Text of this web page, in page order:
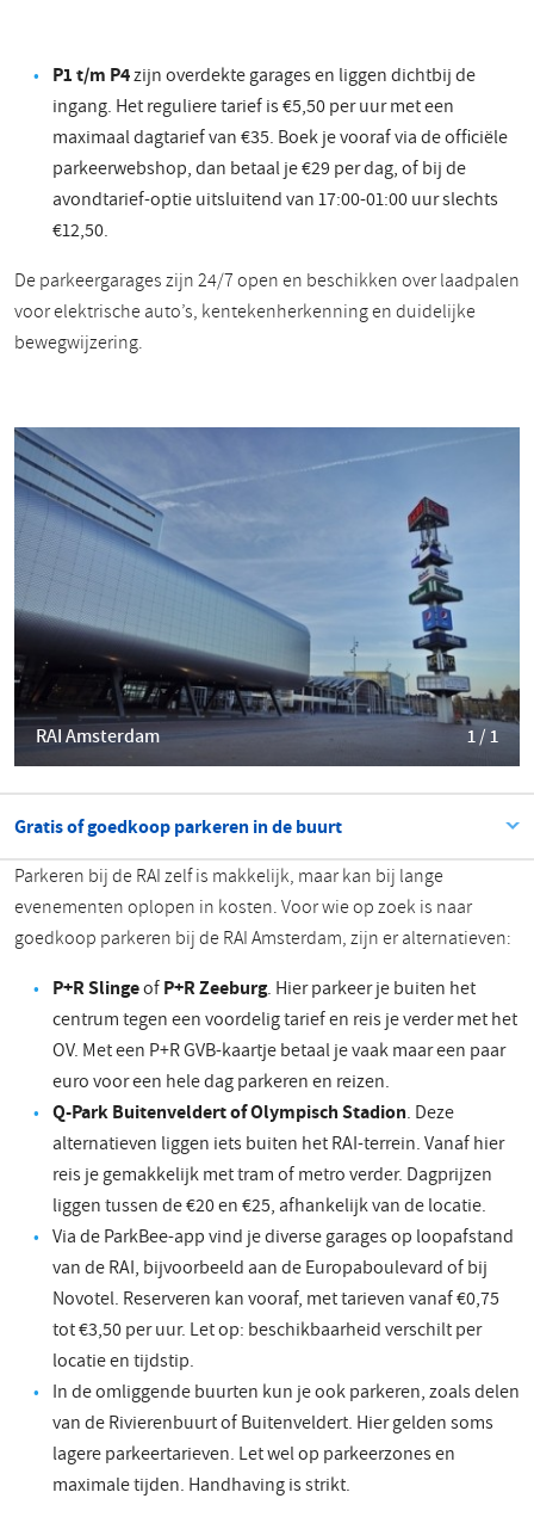
P1 t/m P4zijn overdekte garages en liggen dichtbij de
ingang. Het reguliere tarief is €5,50 per uur met een
maximaal dagtarief van €35. Boek je vooraf via de officiële
parkeerwebshop, dan betaal je €29 per dag, of bij de
avondtarief-optie uitsluitend van 17:00-01:00 uur slechts
€12,50.
De parkeergarages zijn 24/7 open en beschikken over laadpalen
voor elektrische auto’s, kentekenherkenning en duidelijke
bewegwijzering.
RAI Amsterdam 1 / 1
Gratis of goedkoop parkeren in de buurt
Parkeren bij de RAI zelf is makkelijk, maar kan bij lange
evenementen oplopen in kosten. Voor wie op zoek is naar
goedkoop parkeren bij de RAI Amsterdam, zijn er alternatieven:
P+R SlingeofP+R Zeeburg. Hier parkeer je buiten het
centrum tegen een voordelig tarief en reis je verder met het
OV. Met een P+R GVB-kaartje betaal je vaak maar een paar
euro voor een hele dag parkeren en reizen.
Q-Park Buitenveldert of Olympisch Stadion. Deze
alternatieven liggen iets buiten het RAI-terrein. Vanaf hier
reis je gemakkelijk met tram of metro verder. Dagprijzen
liggen tussen de €20 en €25, afhankelijk van de locatie.
Via de ParkBee-app vind je diverse garages op loopafstand
van de RAI, bijvoorbeeld aan de Europaboulevard of bij
Novotel. Reserveren kan vooraf, met tarieven vanaf €0,75
tot €3,50 per uur. Let op: beschikbaarheid verschilt per
locatie en tijdstip.
In de omliggende buurten kun je ook parkeren, zoals delen
van de Rivierenbuurt of Buitenveldert. Hier gelden soms
lagere parkeertarieven. Let wel op parkeerzones en
maximale tijden. Handhaving is strikt.